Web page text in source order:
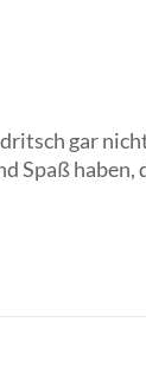
gar
Spaß haben,